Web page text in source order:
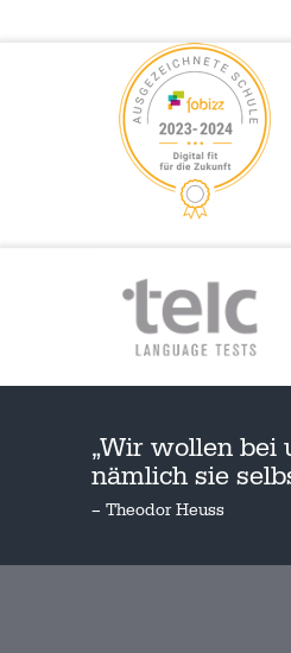
„Wir wollen bei
nämlich sie
– Theodor Heuss